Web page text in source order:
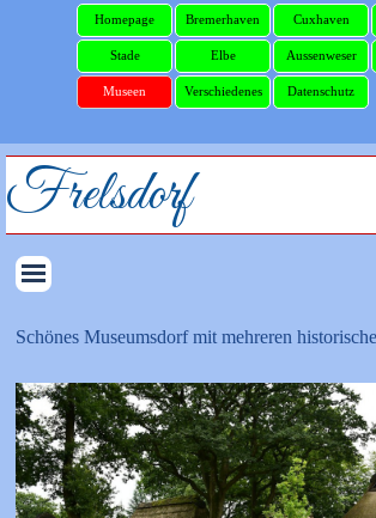
Homepage Bremerhaven Cuxhaven
Stade Elbe Aussenweser
Museen Verschiedenes Datenschutz
Frelsdorf
Schönes Museumsdorf mit mehreren